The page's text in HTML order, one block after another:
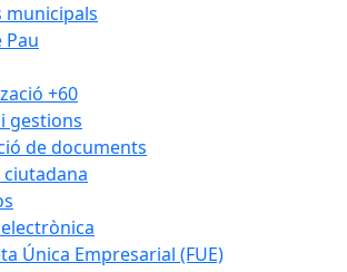
municipals
Pau
+60
gestions
de documents
ciutadana
Única Empresarial (FUE)